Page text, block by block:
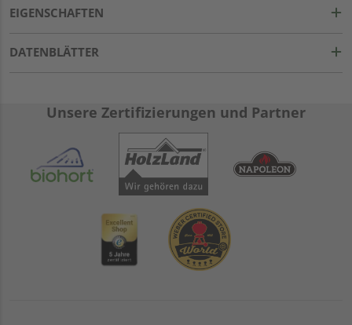
EIGENSCHAFTEN
DATENBLÄTTER
Unsere Zertifizierungen und Partner